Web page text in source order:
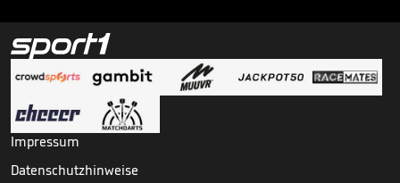
Impressum
Datenschutzhinweise